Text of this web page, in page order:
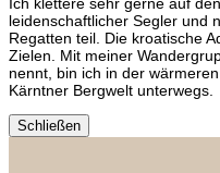
leidenschaftlicher Segler und
Regatten teil. Die kroatische
Zielen. Mit meiner
nennt, bin ich in der
Kärntner Bergwelt unterwegs.
Schließen